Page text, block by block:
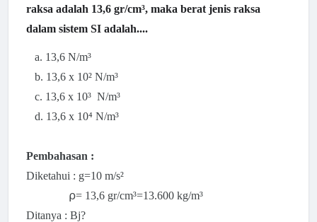
raksa adalah 13,6 gr/cm³, maka berat jenis raksa
dalam sistem SI adalah....
a. 13,6 N/m³
b. 13,6 x 10² N/m³
c. 13,6 x 10³ N/m³
d. 13,6 x 10⁴ N/m³
Pembahasan :
Diketahui : g=10 m/s²
⍴= 13,6 gr/cm³=13.600 kg/m³
Ditanya : Bj?